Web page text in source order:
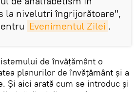
la nivelutri îngrijorătoare",
Evenimentul Zilei .
de învăţământ o
planurilor de învăţământ şi a
Şi aici arată cum se introduc şi